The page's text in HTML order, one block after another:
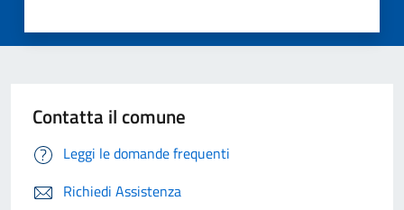
Contatta il comune
Leggi le domande frequenti
Richiedi Assistenza